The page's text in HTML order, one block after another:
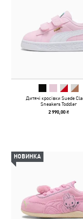
Дитячі кросівки Suede
Sneakers Toddler
2 990,00 ₴
НОВИНКА